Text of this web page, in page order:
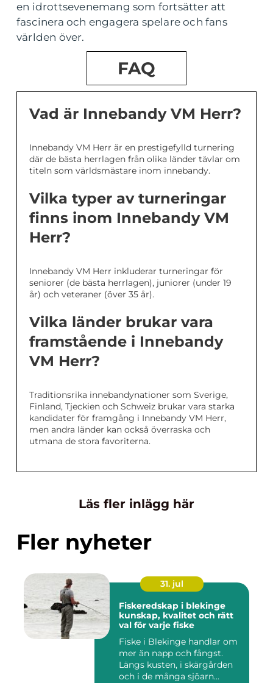
en idrottsevenemang som fortsätter att
fascinera och engagera spelare och fans
världen över.
FAQ
Vad är Innebandy VM Herr?
Innebandy VM Herr är en prestigefylld turnering
där de bästa herrlagen från olika länder tävlar om
titeln som världsmästare inom innebandy.
Vilka typer av turneringar
finns inom Innebandy VM
Herr?
Innebandy VM Herr inkluderar turneringar för
seniorer (de bästa herrlagen), juniorer (under 19
år) och veteraner (över 35 år).
Vilka länder brukar vara
framstående i Innebandy
VM Herr?
Traditionsrika innebandynationer som Sverige,
Finland, Tjeckien och Schweiz brukar vara starka
kandidater för framgång i Innebandy VM Herr,
men andra länder kan också överraska och
utmana de stora favoriterna.
Läs fler inlägg här
Fler nyheter
31. jul
Fiskeredskap i blekinge
kunskap, kvalitet och rätt
val för varje fiske
Fiske i Blekinge handlar om
mer än napp och fångst.
Längs kusten, i skärgården
och i de många sjöarn...